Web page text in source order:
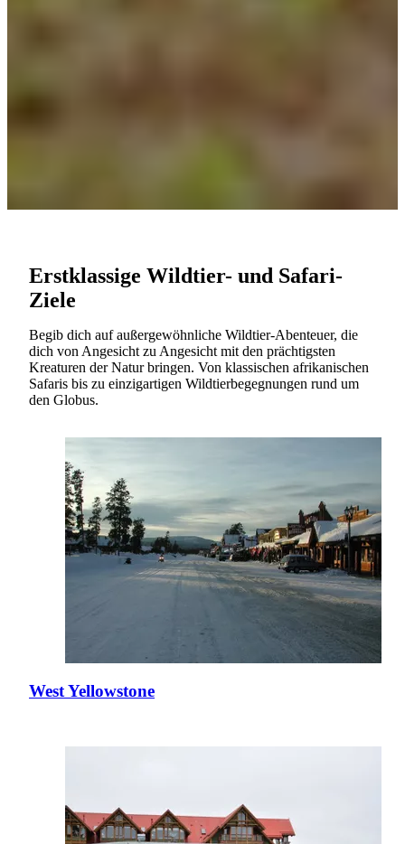
Erstklassige Wildtier- und Safari-
Ziele
Begib dich auf außergewöhnliche Wildtier-Abenteuer, die
dich von Angesicht zu Angesicht mit den prächtigsten
Kreaturen der Natur bringen. Von klassischen afrikanischen
Safaris bis zu einzigartigen Wildtierbegegnungen rund um
den Globus.
West Yellowstone